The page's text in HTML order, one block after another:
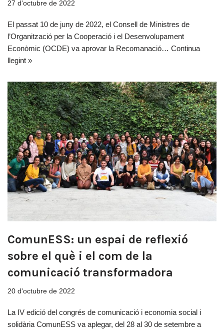
27 d'octubre de 2022
El passat 10 de juny de 2022, el Consell de Ministres de
l’Organització per la Cooperació i el Desenvolupament
Econòmic (OCDE) va aprovar la Recomanació… Continua
llegint »
ComunESS: un espai de reflexió
sobre el què i el com de la
comunicació transformadora
20 d'octubre de 2022
La IV edició del congrés de comunicació i economia social i
solidària ComunESS va aplegar, del 28 al 30 de setembre a